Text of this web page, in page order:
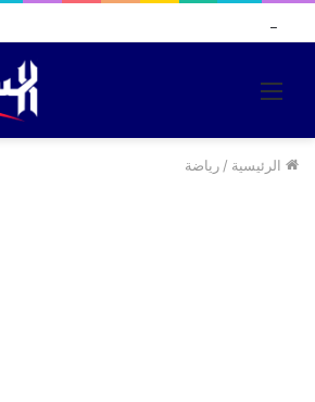
القائمة
الرئيسية / رياضة